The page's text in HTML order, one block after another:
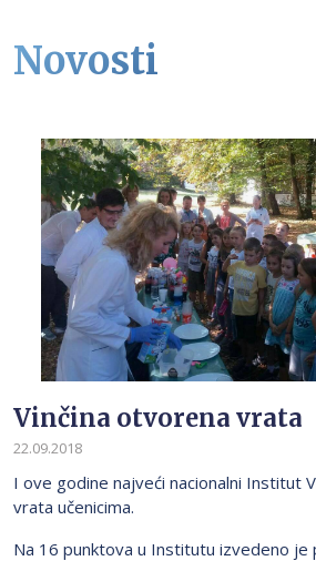
Novosti
Vinčina otvorena vrata
22.09.2018
I ove godine najveći nacionalni Institut
vrata učenicima.
Na 16 punktova u Institutu izvedeno je